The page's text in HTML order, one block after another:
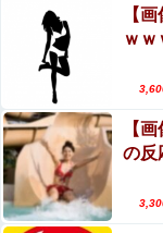
Powered by
【
ｗｗ
【
の反